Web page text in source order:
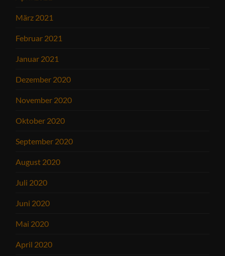
März 2021
Februar 2021
Januar 2021
Dezember 2020
November 2020
Oktober 2020
September 2020
August 2020
Juli 2020
Juni 2020
Mai 2020
April 2020